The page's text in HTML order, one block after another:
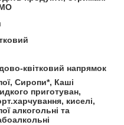
квітковий напрямок
Сиропи*, Каші
приготуван,
киселі,
алкогольні та